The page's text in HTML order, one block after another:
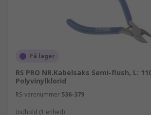
På lager
RS PRO NR.Kabelsaks Semi-flush, L:
Polyvinylklorid
RS-varenummer 536-379
Indhold (1 enhed)